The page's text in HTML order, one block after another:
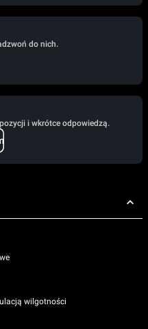
do nich.
i wkrótce odpowiedzą.
wilgotności